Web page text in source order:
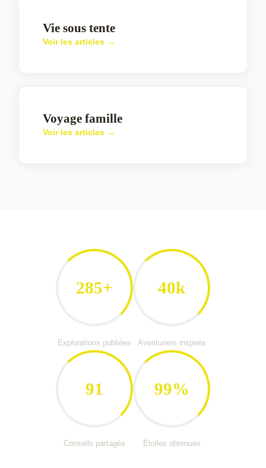
Vie sous tente
Voir les articles →
Voyage famille
Voir les articles →
285+
Explorations publiées
40k
Aventuriers inspirés
91
Conseils partagés
99%
Étoiles obtenues